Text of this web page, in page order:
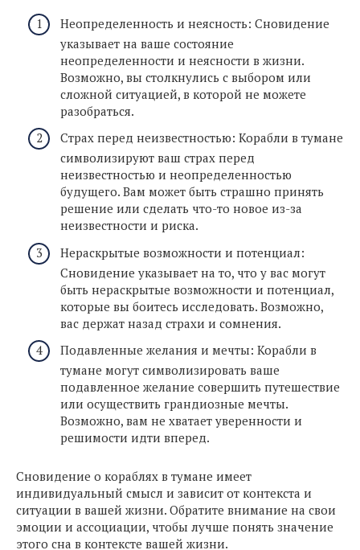
Неопределенность и неясность: Сновидение
указывает на ваше состояние
неопределенности и неясности в жизни.
Возможно, вы столкнулись с выбором или
сложной ситуацией, в которой не можете
разобраться.
Страх перед неизвестностью: Корабли в тумане
символизируют ваш страх перед
неизвестностью и неопределенностью
будущего. Вам может быть страшно принять
решение или сделать что-то новое из-за
неизвестности и риска.
Нераскрытые возможности и потенциал:
Сновидение указывает на то, что у вас могут
быть нераскрытые возможности и потенциал,
которые вы боитесь исследовать. Возможно,
вас держат назад страхи и сомнения.
Подавленные желания и мечты: Корабли в
тумане могут символизировать ваше
подавленное желание совершить путешествие
или осуществить грандиозные мечты.
Возможно, вам не хватает уверенности и
решимости идти вперед.
Сновидение о кораблях в тумане имеет
индивидуальный смысл и зависит от контекста и
ситуации в вашей жизни. Обратите внимание на свои
эмоции и ассоциации, чтобы лучше понять значение
этого сна в контексте вашей жизни.